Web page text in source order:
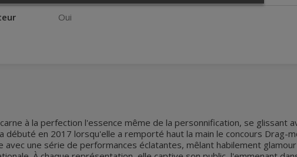
Oui
à la perfection l'essence même de la personnification, se glissant
débuté en 2017 lorsqu'elle a remporté haut la main le concours Drag-
avec une série de performances éclatantes, mêlant habilement